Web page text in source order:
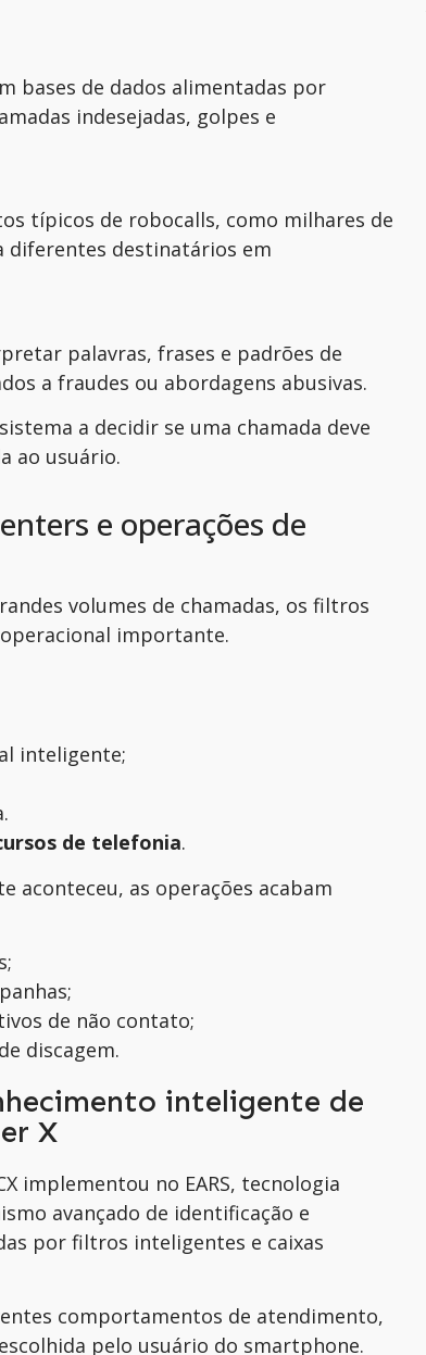
bases de dados alimentadas por
indesejadas, golpes e
típicos de robocalls, como milhares de
diferentes destinatários em
palavras, frases e padrões de
a fraudes ou abordagens abusivas.
a decidir se uma chamada deve
ao usuário.
e operações de
volumes de chamadas, os filtros
importante.
inteligente;
de telefonia.
aconteceu, as operações acabam
de não contato;
discagem.
inteligente de
X
implementou no EARS, tecnologia
avançado de identificação e
por filtros inteligentes e caixas
comportamentos de atendimento,
pelo usuário do smartphone.